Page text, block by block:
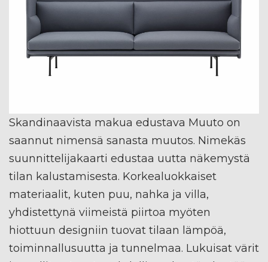
Skandinaavista makua edustava Muuto on
saannut nimensä sanasta muutos. Nimekäs
suunnittelijakaarti edustaa uutta näkemystä
tilan kalustamisesta. Korkealuokkaiset
materiaalit, kuten puu, nahka ja villa,
yhdistettynä viimeistä piirtoa myöten
hiottuun designiin tuovat tilaan lämpöä,
toiminnallusuutta ja tunnelmaa. Lukuisat värit